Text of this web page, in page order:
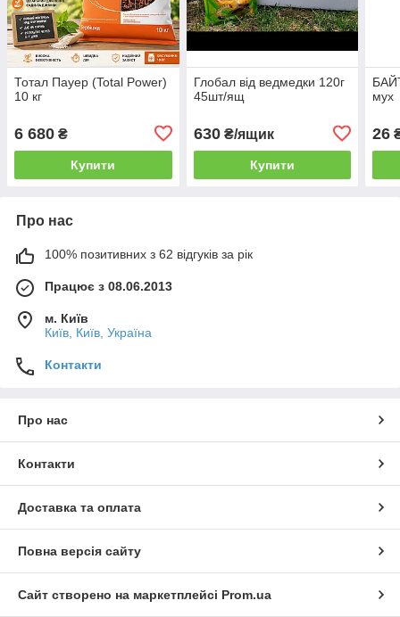
Тотал Пауер (Total Power)
10 кг
6 680 ₴
Купити
Глобал від ведмедки 120г
45шт/ящ
630₴/ящик
Купити
мух
26
Про нас
100% позитивних з 62 відгуків за рік
Працює з 08.06.2013
м. Київ
Київ, Київ, Україна
Контакти
Про нас
Контакти
Доставка та оплата
Повна версія сайту
Сайт створено на маркетплейсі Prom.ua